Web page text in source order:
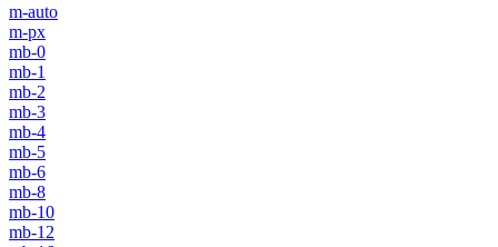
m-auto
m-px
mb-0
mb-1
mb-2
mb-3
mb-4
mb-5
mb-6
mb-8
mb-10
mb-12